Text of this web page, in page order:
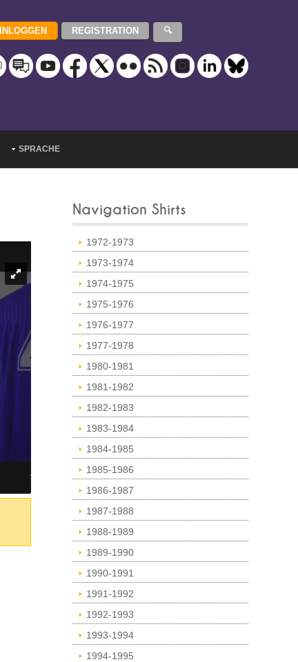
SPRACHE
Navigation Shirts
1972-1973
1973-1974
1974-1975
1975-1976
1976-1977
1977-1978
1980-1981
1981-1982
1982-1983
1983-1984
1984-1985
1985-1986
1986-1987
1987-1988
1988-1989
1989-1990
1990-1991
1991-1992
1992-1993
1993-1994
1994-1995